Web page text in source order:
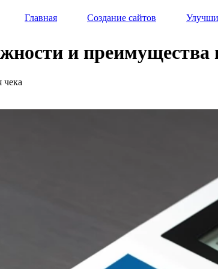
Главная Создание сайтов
и преимущества
чека